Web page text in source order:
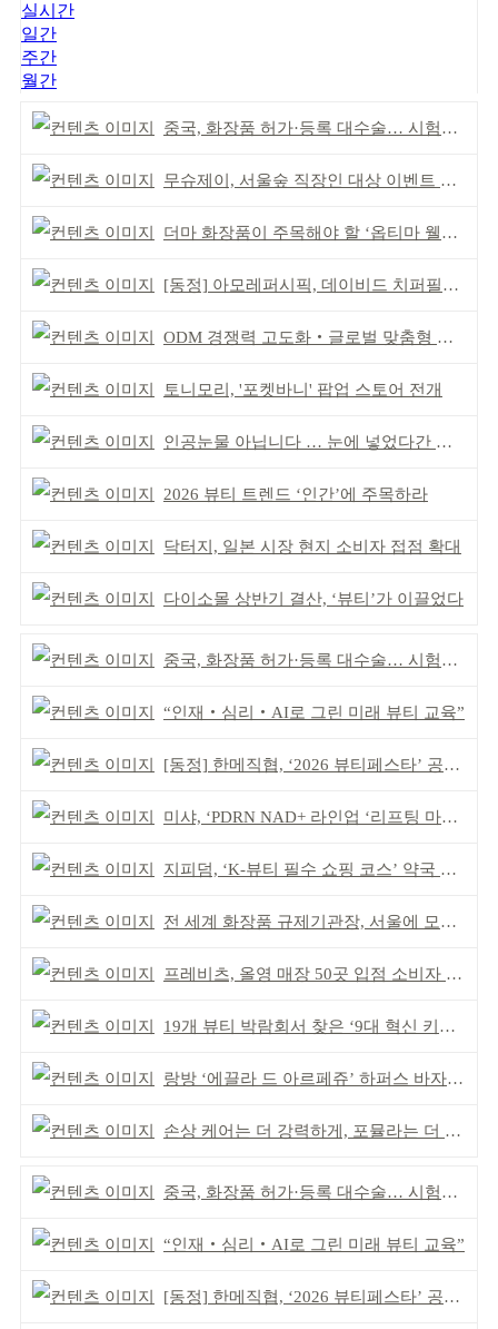
실시간
일간
주간
월간
중국, 화장품 허가·등록 대수술… 시험자료 공용 허용
무슈제이, 서울숲 직장인 대상 이벤트 개최
더마 화장품이 주목해야 할 ‘옵티마 웰니스 뮤지엄 약국’
[동정] 아모레퍼시픽, 데이비드 치퍼필드 초청 강연
ODM 경쟁력 고도화‧글로벌 맞춤형 제조 역량 강화
토니모리, '포켓바니' 팝업 스토어 전개
인공눈물 아닙니다 … 눈에 넣었다간 각막 손상
2026 뷰티 트렌드 ‘인간’에 주목하라
닥터지, 일본 시장 현지 소비자 접점 확대
다이소몰 상반기 결산, ‘뷰티’가 이끌었다
중국, 화장품 허가·등록 대수술… 시험자료 공용 허용
“인재‧심리‧AI로 그린 미래 뷰티 교육”
[동정] 한메직협, ‘2026 뷰티페스타’ 공동 주최
미샤, ‘PDRN NAD+ 라인업 ‘리프팅 마스크’ 출시
지피덤, ‘K-뷰티 필수 쇼핑 코스’ 약국 공략
전 세계 화장품 규제기관장, 서울에 모인다
프레비츠, 올영 매장 50곳 입점 소비자 접점 강화
19개 뷰티 박람회서 찾은 ‘9대 혁신 키워드’
랑방 ‘에끌라 드 아르페쥬’ 하퍼스 바자 화보 공개
손상 케어는 더 강력하게, 포뮬라는 더 산뜻하게!
중국, 화장품 허가·등록 대수술… 시험자료 공용 허용
“인재‧심리‧AI로 그린 미래 뷰티 교육”
[동정] 한메직협, ‘2026 뷰티페스타’ 공동 주최